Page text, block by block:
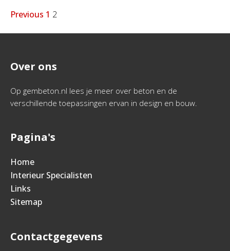
Previous 1 2
Over ons
Op gembeton.nl lees je meer over beton en de
verschillende toepassingen ervan in design en bouw.
Pagina's
Home
Interieur Specialisten
Links
Sitemap
Contactgegevens